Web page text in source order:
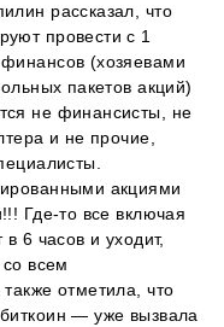
рассказал, что
провести с 1
(хозяевами
пакетов акций)
не финансисты, не
и не прочие,
акциями
Где-то все включая
в 6 часов и уходит,
всем
отметила, что
— уже вызвала